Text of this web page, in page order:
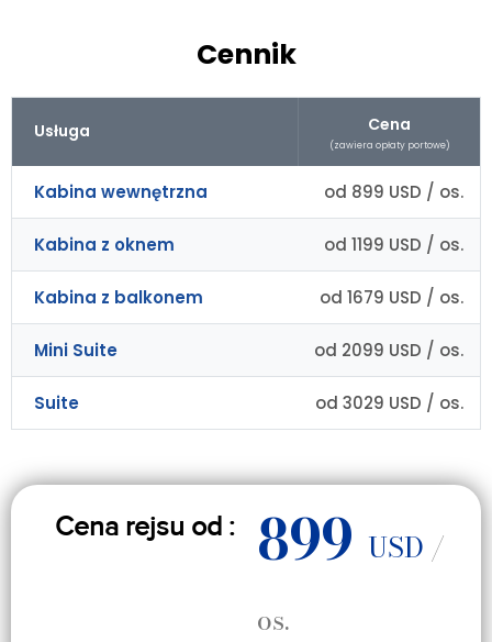
Cennik
Usługa Cena
(zawiera opłaty portowe)
Kabina wewnętrzna od 899 USD / os.
Kabina z oknem od 1199 USD / os.
Kabina z balkonem od 1679 USD / os.
Mini Suite od 2099 USD / os.
Suite od 3029 USD / os.
Cena rejsu od : 899 USD /
os.